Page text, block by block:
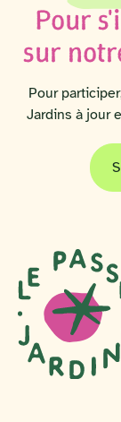
Pour
sur
Pour
Jardins à jour